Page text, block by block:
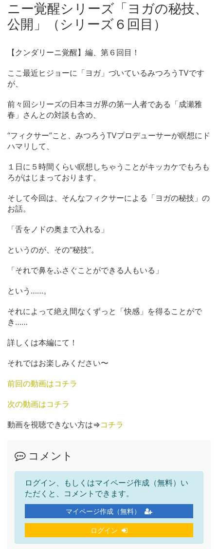
ニー覚醒シリーズ「ヨガの秘技、
公開」（シリーズ６回目）
【クンダリーニ覚醒】編、第６回目！
ここ最近ヒジョーに「ヨガ」づいているみつろうTVです
が、
前々回シリーズの日本ヨガ界の第一人者である「成瀬雅
春」さんとの対談も含め、
“フィクサー”こと、みつろうTVプロデューサーが瞑想にド
ハマリして、
１日に５時間くらい瞑想しちゃうことがキッカケでもろも
ろがはじまっております。
そして今回は、そんなフィクサーによる「ヨガの秘技」の
お話。
「舌をノドの奥まで入れる」
というのが、その“秘技”。
「それで鼻をふさぐことができる人もいる」
という……。
それによって絶え間なくずっと「快感」を得ることがで
き……
詳しくは本編にて！
それではお楽しみください〜
前回の動画はコチラ
次の動画はコチラ
動画を視聴できない方は⇒コチラ
コメント
ログイン、もしくはマイページ作成（無料）い
ただくと、コメントできます。
マイページ作成（無料）
ログイン